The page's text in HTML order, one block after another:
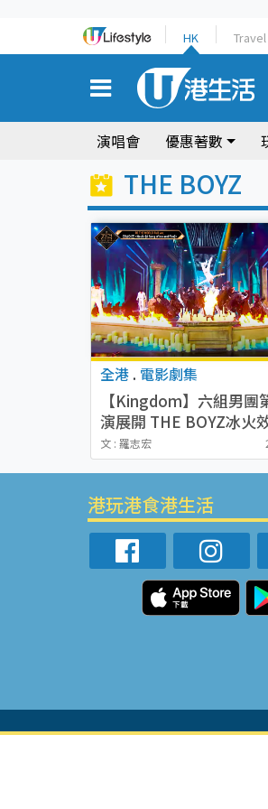
HK Travel
演唱會 優惠著數
THE BOYZ
全港 . 電影劇集
【Kingdom】六組男團
演展開 THE BOYZ冰火
舞台 ATEEZ越級挑戰奪
文 : 羅志宏
港玩港食港生活